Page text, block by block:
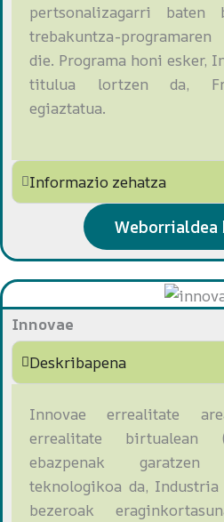
pertsonalizagarri
trebakuntza-
die. Programa honi esker,
titulua lortzen da,
egiaztatua.
Informazio zehatza
Innovae
Deskribapena
Innovae errealitate
errealitate birtualean
ebazpenak
teknologikoa da, Industria
bezeroak